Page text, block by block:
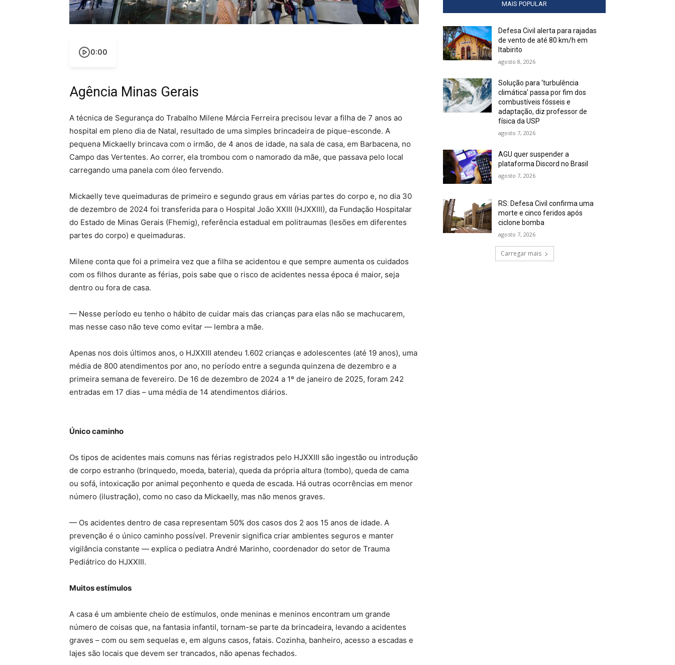
0:00
Agência Minas Gerais
A técnica de Segurança do Trabalho Milene Márcia Ferreira precisou levar a filha de 7 anos ao
hospital em pleno dia de Natal, resultado de uma simples brincadeira de pique-esconde. A
pequena Mickaelly brincava com o irmão, de 4 anos de idade, na sala de casa, em Barbacena, no
Campo das Vertentes. Ao correr, ela trombou com o namorado da mãe, que passava pelo local
carregando uma panela com óleo fervendo.
Mickaelly teve queimaduras de primeiro e segundo graus em várias partes do corpo e, no dia 30
de dezembro de 2024 foi transferida para o Hospital João XXIII (HJXXIII), da Fundação Hospitalar
do Estado de Minas Gerais (Fhemig), referência estadual em politraumas (lesões em diferentes
partes do corpo) e queimaduras.
Milene conta que foi a primeira vez que a filha se acidentou e que sempre aumenta os cuidados
com os filhos durante as férias, pois sabe que o risco de acidentes nessa época é maior, seja
dentro ou fora de casa.
— Nesse período eu tenho o hábito de cuidar mais das crianças para elas não se machucarem,
mas nesse caso não teve como evitar — lembra a mãe.
Apenas nos dois últimos anos, o HJXXIII atendeu 1.602 crianças e adolescentes (até 19 anos), uma
média de 800 atendimentos por ano, no período entre a segunda quinzena de dezembro e a
primeira semana de fevereiro. De 16 de dezembro de 2024 a 1º de janeiro de 2025, foram 242
entradas em 17 dias – uma média de 14 atendimentos diários.
Único caminho
Os tipos de acidentes mais comuns nas férias registrados pelo HJXXIII são ingestão ou introdução
de corpo estranho (brinquedo, moeda, bateria), queda da própria altura (tombo), queda de cama
ou sofá, intoxicação por animal peçonhento e queda de escada. Há outras ocorrências em menor
número (ilustração), como no caso da Mickaelly, mas não menos graves.
— Os acidentes dentro de casa representam 50% dos casos dos 2 aos 15 anos de idade. A
prevenção é o único caminho possível. Prevenir significa criar ambientes seguros e manter
vigilância constante — explica o pediatra André Marinho, coordenador do setor de Trauma
Pediátrico do HJXXIII.
Muitos estímulos
A casa é um ambiente cheio de estímulos, onde meninas e meninos encontram um grande
número de coisas que, na fantasia infantil, tornam-se parte da brincadeira, levando a acidentes
graves – com ou sem sequelas e, em alguns casos, fatais. Cozinha, banheiro, acesso a escadas e
lajes são locais que devem ser trancados, não apenas fechados.
MAIS POPULAR
Defesa Civil alerta para rajadas
de vento de até 80 km/h em
Itabirito
agosto 8, 2026
Solução para ‘turbulência
climática’ passa por fim dos
combustíveis fósseis e
adaptação, diz professor de
física da USP
agosto 7, 2026
AGU quer suspender a
plataforma Discord no Brasil
agosto 7, 2026
RS: Defesa Civil confirma uma
morte e cinco feridos após
ciclone bomba
agosto 7, 2026
Carregar mais